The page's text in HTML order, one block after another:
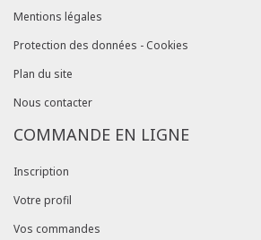
Mentions légales
Protection des données - Cookies
Plan du site
Nous contacter
COMMANDE EN LIGNE
Inscription
Votre profil
Vos commandes